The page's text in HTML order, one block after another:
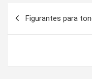
Figurantes para